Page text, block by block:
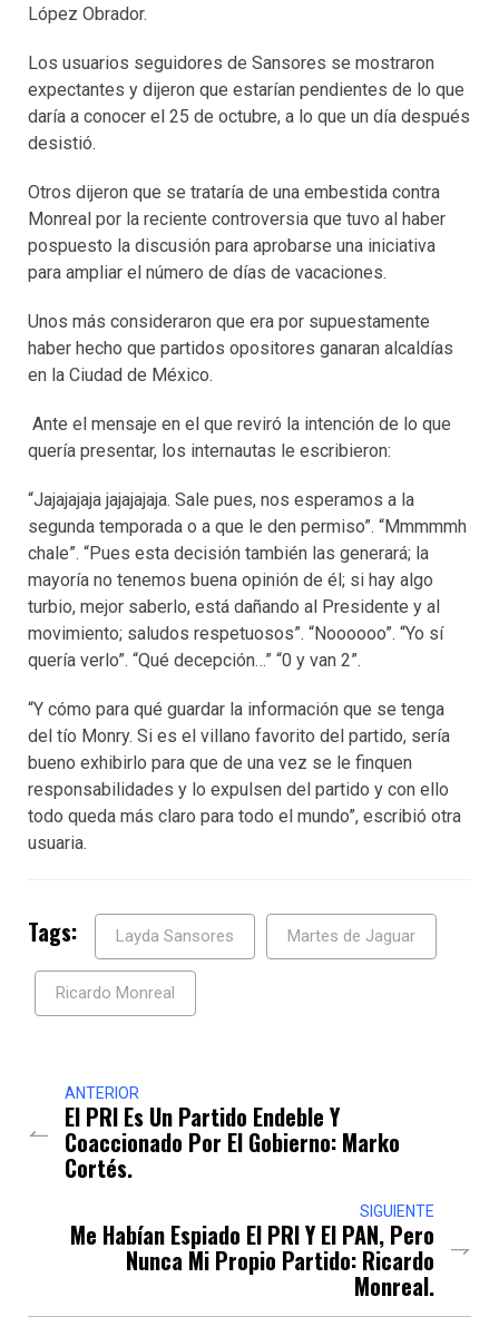
López Obrador.
Los usuarios seguidores de Sansores se mostraron
expectantes y dijeron que estarían pendientes de lo que
daría a conocer el 25 de octubre, a lo que un día después
desistió.
Otros dijeron que se trataría de una embestida contra
Monreal por la reciente controversia que tuvo al haber
pospuesto la discusión para aprobarse una iniciativa
para ampliar el número de días de vacaciones.
Unos más consideraron que era por supuestamente
haber hecho que partidos opositores ganaran alcaldías
en la Ciudad de México.
Ante el mensaje en el que reviró la intención de lo que
quería presentar, los internautas le escribieron:
“Jajajajaja jajajajaja. Sale pues, nos esperamos a la
segunda temporada o a que le den permiso”. “Mmmmmh
chale”. “Pues esta decisión también las generará; la
mayoría no tenemos buena opinión de él; si hay algo
turbio, mejor saberlo, está dañando al Presidente y al
movimiento; saludos respetuosos”. “Noooooo”. “Yo sí
quería verlo”. “Qué decepción…” “0 y van 2”.
“Y cómo para qué guardar la información que se tenga
del tío Monry. Si es el villano favorito del partido, sería
bueno exhibirlo para que de una vez se le finquen
responsabilidades y lo expulsen del partido y con ello
todo queda más claro para todo el mundo”, escribió otra
usuaria.
Tags: Layda Sansores Martes de Jaguar
Ricardo Monreal
ANTERIOR
El PRI Es Un Partido Endeble Y
Coaccionado Por El Gobierno: Marko
Cortés.
SIGUIENTE
Me Habían Espiado El PRI Y El PAN, Pero
Nunca Mi Propio Partido: Ricardo
Monreal.